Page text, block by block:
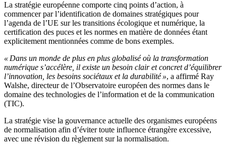
La stratégie européenne comporte cinq points d’action, à
commencer par l’identification de domaines stratégiques pour
l’agenda de l’UE sur les transitions écologique et numérique, la
certification des puces et les normes en matière de données étant
explicitement mentionnées comme de bons exemples.
« Dans un monde de plus en plus globalisé où la transformation
numérique s’accélère, il existe un besoin clair et concret d’équilibrer
l’innovation, les besoins sociétaux et la durabilité », a affirmé Ray
Walshe, directeur de l’Observatoire européen des normes dans le
domaine des technologies de l’information et de la communication
(TIC).
La stratégie vise la gouvernance actuelle des organismes européens
de normalisation afin d’éviter toute influence étrangère excessive,
avec une révision du règlement sur la normalisation.